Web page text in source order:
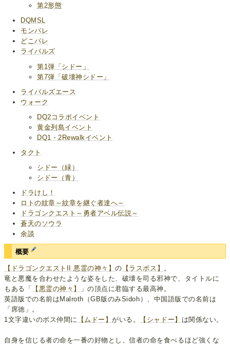
第2形態
DQMSL
モンパレ
どこパレ
ライバルズ
第1弾「シドー」
第7弾「破壊神シドー」
ライバルズエース
ウォーク
DQ2コラボイベント
黄金列島イベント
DQ1・2Rewalkイベント
タクト
シドー（緑）
シドー（青）
ドラけし！
ロトの紋章～紋章を継ぐ者達へ～
ドラゴンクエスト～勇者アベル伝説～
蒼天のソウラ
余談
概要
【ドラゴンクエストII 悪霊の神々】の 【ラスボス】 。
竜と悪魔を合わせたような姿をした、破壊を司る邪神で、タイトルに
もある「
【悪霊の神々】
」の頂点に君臨する最高神。
英語版での名前はMalroth（GB版のみSidoh）、中国語版での名前は
「席徳」。
1文字違いのボス仲間に
【ムドー】がいる。 【シャドー】 は関係ない。
自身を信じる者の命を一番の好物とし、信者の命を食べるほど強くな